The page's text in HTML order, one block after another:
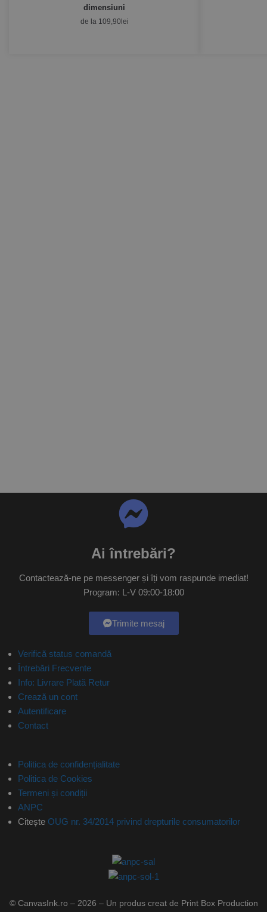
dimensiuni
de la 109,90lei
Ai întrebări?
Contactează-ne pe messenger și îți vom raspunde imediat!
Program: L-V 09:00-18:00
Trimite mesaj
Verifică status comandă
Întrebări Frecvente
Info: Livrare Plată Retur
Crează un cont
Autentificare
Contact
Politica de confidențialitate
Politica de Cookies
Termeni și condiții
ANPC
Citește OUG nr. 34/2014 privind drepturile consumatorilor
© CanvasInk.ro – 2026 – Un produs creat de Print Box Production